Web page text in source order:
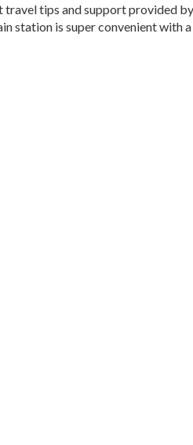
travel tips and support provided
station is super convenient with